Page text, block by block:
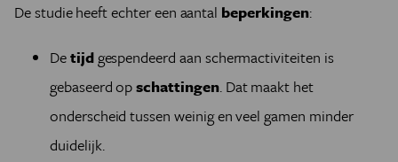
De studie heeft echter een aantal beperkingen:
Detijdgespendeerd aan schermactiviteiten is
gebaseerd opschattingen. Dat maakt het
onderscheid tussen weinig en veel gamen minder
duidelijk.